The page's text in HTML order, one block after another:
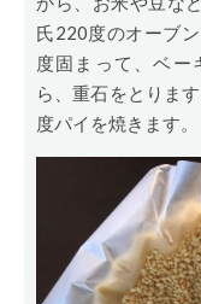
氏220度のオーブ
度固まって、ベー
ら、重石をとりま
度パイを焼きます。